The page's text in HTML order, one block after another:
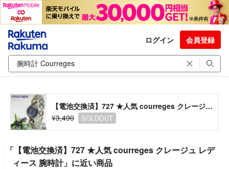
ログイン 会員登録
【電池交換済】727 ★人気 courreges クレージュ レディース 腕時計
¥3,490
SOLDOUT
「【電池交換済】727 ★人気 courreges クレージュ レデ
ィース 腕時計」に近い商品